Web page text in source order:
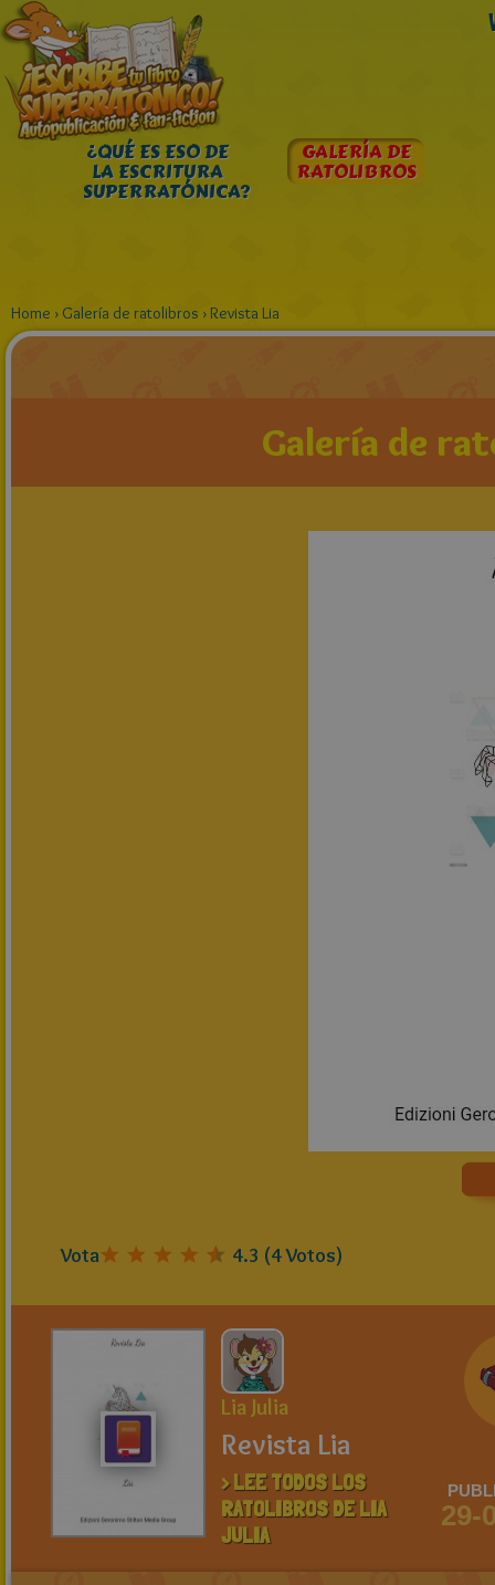
¿QUÉ ES ESO DE
LA ESCRITURA
SUPERRATÓNICA?
GALERÍA DE
RATOLIBROS
Home › Galería de ratolibros ›Revista Lia
Galería de
Vota 4.3 (4Votos)
Lia Julia
Revista Lia
> LEE TODOS LOS
RATOLIBROS DE LIA
JULIA
29-